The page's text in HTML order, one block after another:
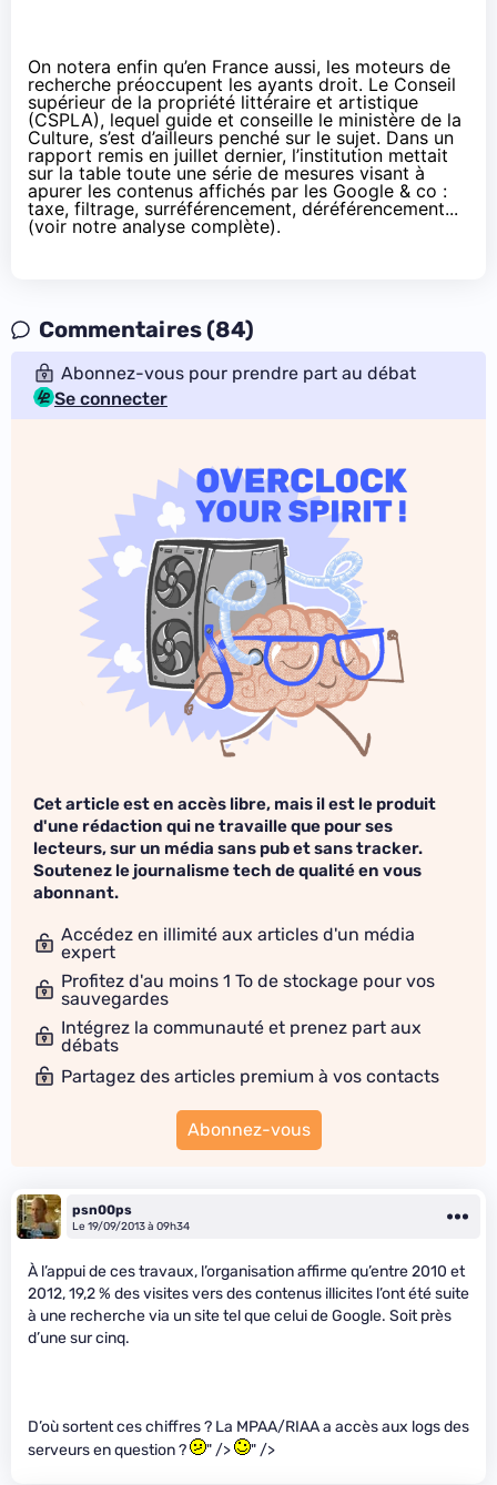
On notera enfin qu’en France aussi, les moteurs de
recherche préoccupent les ayants droit. Le Conseil
supérieur de la propriété littéraire et artistique
(CSPLA), lequel guide et conseille le ministère de la
Culture, s’est d’ailleurs penché sur le sujet. Dans un
rapport remis en juillet dernier, l’institution mettait
sur la table toute une série de mesures visant à
apurer les contenus affichés par les Google & co :
taxe, filtrage, surréférencement, déréférencement...
(voir notre analyse complète).
Commentaires (84)
Abonnez-vous pour prendre part au débat
Se connecter
Cet article est en accès libre, mais il est le produit
d'une rédaction qui ne travaille que pour ses
lecteurs, sur un média sans pub et sans tracker.
Soutenez le journalisme tech de qualité en vous
abonnant.
Accédez en illimité aux articles d'un média
expert
Profitez d'au moins 1 To de stockage pour vos
sauvegardes
Intégrez la communauté et prenez part aux
débats
Partagez des articles premium à vos contacts
Abonnez-vous
psn00ps
Le 19/09/2013 à 09h34
À l’appui de ces travaux, l’organisation affirme qu’entre 2010 et
2012, 19,2 % des visites vers des contenus illicites l’ont été suite
à une recherche via un site tel que celui de Google. Soit près
d’une sur cinq.
D’où sortent ces chiffres ? La MPAA/RIAA a accès aux logs des
serveurs en question ?
" /> " />